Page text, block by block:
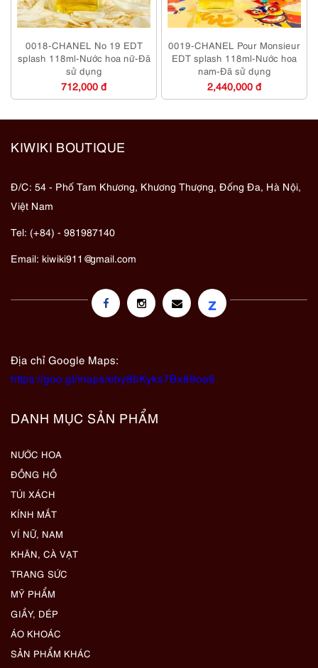
0018-CHANEL No 19 EDT
splash 118ml-Nước hoa nữ-Đã
sử dụng
712,000 đ
0019-CHANEL Pour Monsieur
EDT splash 118ml-Nước hoa
nam-Đã sử dụng
2,440,000 đ
KIWIKI BOUTIQUE
Đ/C: 54 - Phố Tam Khương, Khương Thượng, Đống Đa, Hà Nội,
Việt Nam
Tel: (+84) - 981987140
Email: kiwiki911@gmail.com
z
Địa chỉ Google Maps:
https://goo.gl/maps/eby8bKyks7Bx89oa6
DANH MỤC SẢN PHẨM
NƯỚC HOA
ĐỒNG HỒ
TÚI XÁCH
KÍNH MẮT
VÍ NỮ, NAM
KHĂN, CÀ VẠT
TRANG SỨC
MỸ PHẨM
GIẦY, DÉP
ÁO KHOÁC
SẢN PHẨM KHÁC